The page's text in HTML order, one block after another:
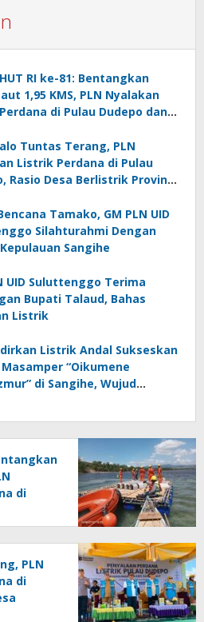
RI ke-81: Bentangkan
1,95 KMS, PLN Nyalakan
di Pulau Dudepo dan
Provinsi Gorontalo
Tuntas Terang, PLN
Listrik Perdana di Pulau
Rasio Desa Berlistrik Provinsi
Tamako, GM PLN UID
Silahturahmi Dengan
Sangihe
UID Suluttenggo Terima
Bupati Talaud, Bahas
Listrik
Listrik Andal Sukseskan
“Oikumene
di Sangihe, Wujud
di
Berlistrik
PLN
di